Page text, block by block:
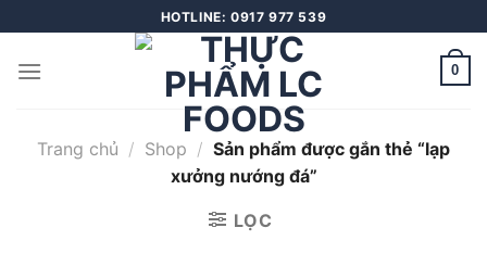
to
content
HOTLINE: 0917 977 539
0
Trang chủ / Shop / Sản phẩm được gắn thẻ “lạp
xưởng nướng đá”
LỌC